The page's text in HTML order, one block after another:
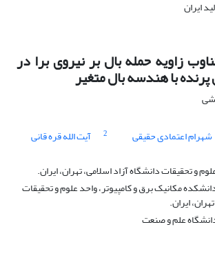
زاویه حمله بال بر نیروی برا در
با هندسه بال متغیر
شهرام اعتمادی حقیقی 2 آیت الله قره قانی
و تحقیقات دانشگاه آزاد اسلامی، تهران، ایران.
مکانیک برق و کامپیوتر، واحد علوم و تحقیقات
ایران.
علم و صنعت